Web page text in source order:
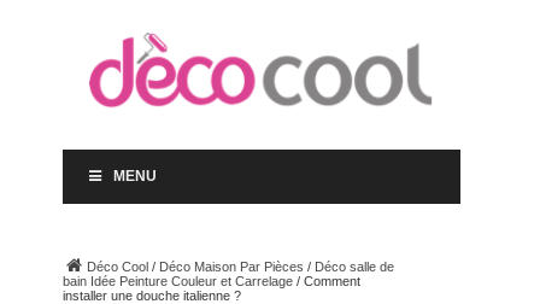
MENU
Déco Cool/ Déco Maison Par Pièces / Déco salle de
bain Idée Peinture Couleur et Carrelage/ Comment
installer une douche italienne ?